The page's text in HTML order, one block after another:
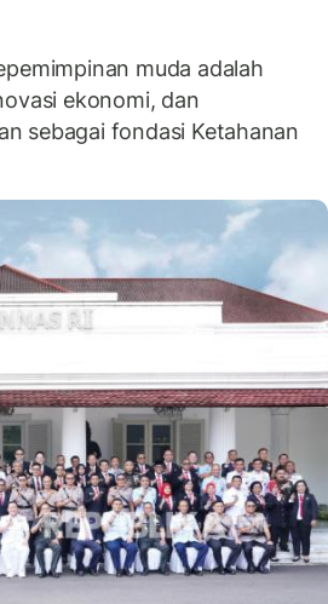
muda adalah
ekonomi, dan
sebagai fondasi Ketahanan